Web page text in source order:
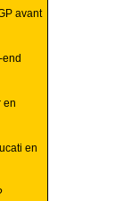
avant
en
en